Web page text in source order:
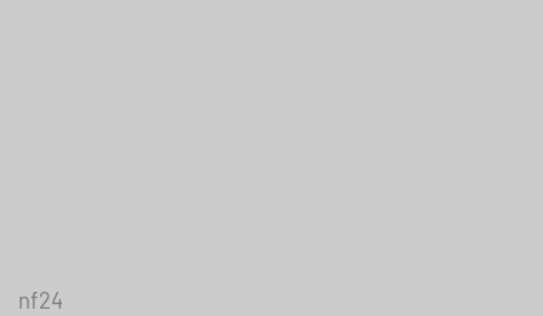
nf24